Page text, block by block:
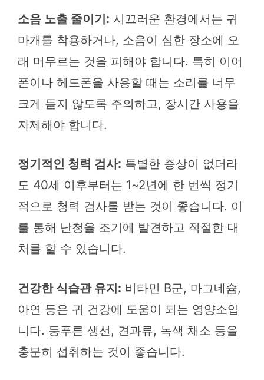
소음 노출 줄이기: 시끄러운 환경에서는 귀
마개를 착용하거나, 소음이 심한 장소에 오
래 머무르는 것을 피해야 합니다. 특히 이어
폰이나 헤드폰을 사용할 때는 소리를 너무
크게 듣지 않도록 주의하고, 장시간 사용을
자제해야 합니다.
정기적인 청력 검사: 특별한 증상이 없더라
도 40세 이후부터는 1~2년에 한 번씩 정기
적으로 청력 검사를 받는 것이 좋습니다. 이
를 통해 난청을 조기에 발견하고 적절한 대
처를 할 수 있습니다.
건강한 식습관 유지: 비타민 B군, 마그네슘,
아연 등은 귀 건강에 도움이 되는 영양소입
니다. 등푸른 생선, 견과류, 녹색 채소 등을
충분히 섭취하는 것이 좋습니다.